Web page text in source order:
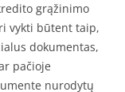
grąžinimo
vykti būtent taip,
dokumentas,
pačioje
nurodytų